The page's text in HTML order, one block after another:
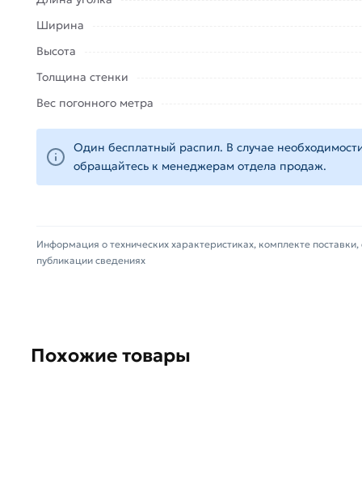
Ширина
Высота
Толщина стенки
Вес погонного метра
Один бесплатный распил. В случае
обращайтесь к менеджерам отдела продаж.
Информация о технических характеристиках, комплекте
публикации сведениях
Похожие товары